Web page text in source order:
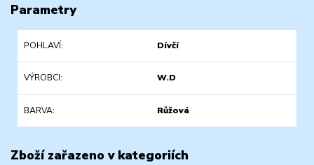
Parametry
POHLAVÍ Dívčí
VÝROBCI W.D
BARVA Růžová
Zboží zařazeno v kategoriích